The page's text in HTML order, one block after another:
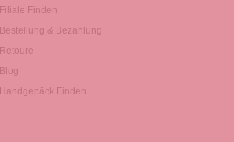
Filiale Finden
Bestellung & Bezahlung
Retoure
Blog
Handgepäck Finden